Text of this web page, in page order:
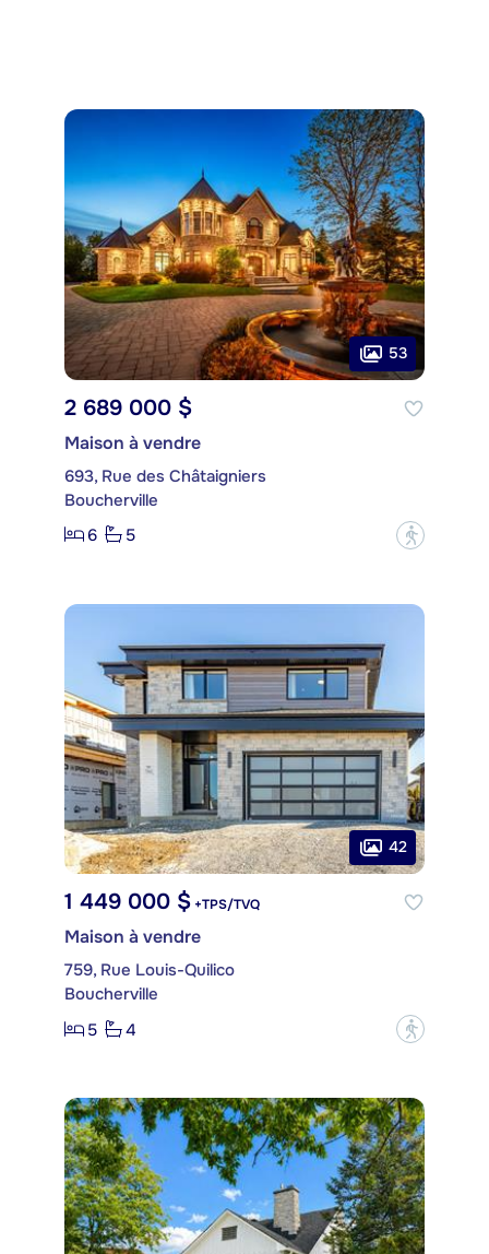
53
2 689 000 $
Maison à vendre
693, Rue des Châtaigniers
Boucherville
6
5 ?
42
1 449 000 $ +TPS/TVQ
Maison à vendre
759, Rue Louis-Quilico
Boucherville
5
4 ?